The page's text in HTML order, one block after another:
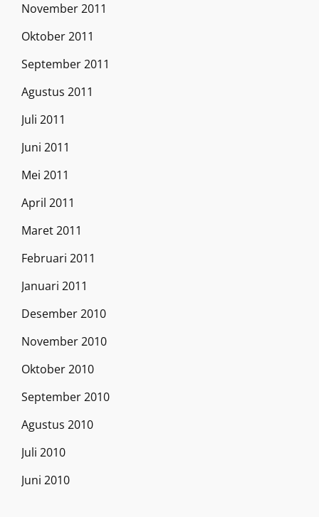
November 2011
Oktober 2011
September 2011
Agustus 2011
Juli 2011
Juni 2011
Mei 2011
April 2011
Maret 2011
Februari 2011
Januari 2011
Desember 2010
November 2010
Oktober 2010
September 2010
Agustus 2010
Juli 2010
Juni 2010